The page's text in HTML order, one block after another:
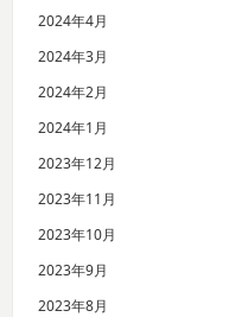
2024年4月
2024年3月
2024年2月
2024年1月
2023年12月
2023年11月
2023年10月
2023年9月
2023年8月